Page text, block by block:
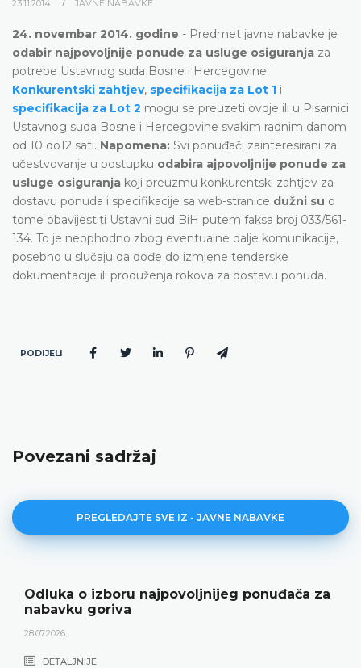
23.11.2014. JAVNE NABAVKE
24. novembar 2014. godine - Predmet javne nabavke je
odabir najpovoljnije ponude za usluge osiguranja za
potrebe Ustavnog suda Bosne i Hercegovine.
Konkurentski zahtjev, specifikacija za Lot 1 i
specifikacija za Lot 2 mogu se preuzeti ovdje ili u Pisarnici
Ustavnog suda Bosne i Hercegovine svakim radnim danom
od 10 do12 sati. Napomena: Svi ponuđači zainteresirani za
učestvovanje u postupku odabira ajpovoljnije ponude za
usluge osiguranja koji preuzmu konkurentski zahtjev za
dostavu ponuda i specifikacije sa web-stranice dužni su o
tome obavijestiti Ustavni sud BiH putem faksa broj 033/561-
134. To je neophodno zbog eventualne dalje komunikacije,
posebno u slučaju da dođe do izmjene tenderske
dokumentacije ili produženja rokova za dostavu ponuda.
PODIJELI
Povezani sadržaj
PREGLEDAJTE SVE IZ - JAVNE NABAVKE
Odluka o izboru najpovoljnijeg ponuđača za
nabavku goriva
28.07.2026.
DETALJNIJE